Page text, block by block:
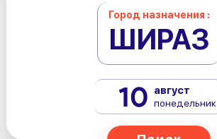
Город назначения :
ШИРАЗ
10 август
понедельник